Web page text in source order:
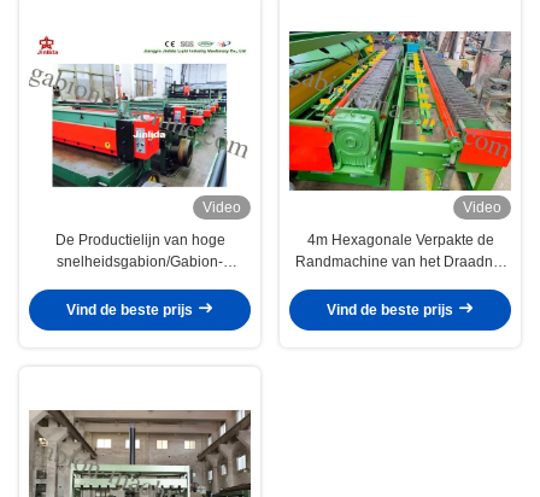
Video
De Productielijn van hoge
snelheidsgabion/Gabion-
Vind de beste prijs
Video
4m Hexagonale Verpakte de
Randmachine van het Draadnet
winden
Vind de beste prijs